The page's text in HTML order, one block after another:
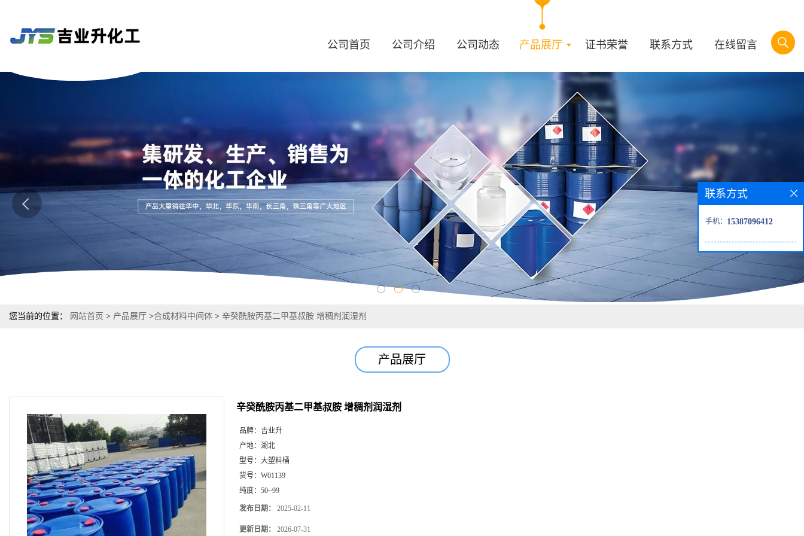
公司首页 公司介绍 公司动态 产品展厅 证书荣誉 联系方式 在线留言
您当前的位置： 网站首页 > 产品展厅 >合成材料中间体 > 辛癸酰胺丙基二甲基叔胺 增稠剂润湿剂
产品展厅
辛癸酰胺丙基二甲基叔胺 增稠剂润湿剂
品牌： 吉业升
产地： 湖北
型号： 大塑料桶
货号： W01139
纯度： 50~99
发布日期： 2025-02-11
更新日期： 2026-07-31
联系方式
手机： 15387096412